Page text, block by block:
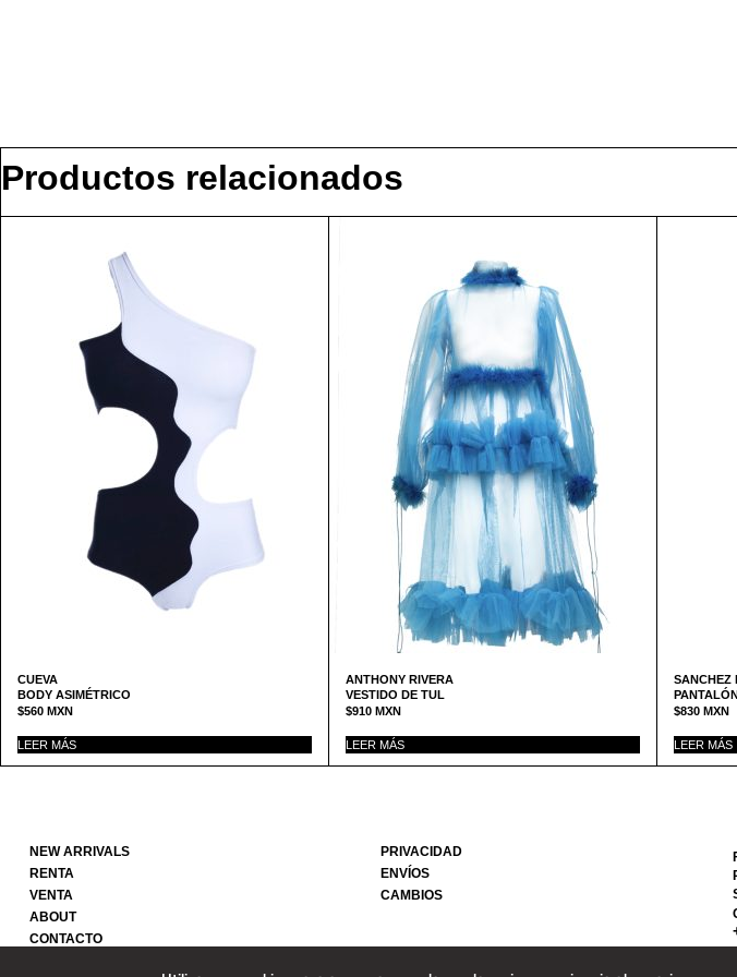
Productos relacionados
CUEVA
BODY ASIMÉTRICO
$560 MXN
LEER MÁS
ANTHONY RIVERA
VESTIDO DE TUL
$910 MXN
LEER MÁS
SANCHEZ
$830 MXN
LEER MÁS
NEW ARRIVALS
RENTA
VENTA
ABOUT
CONTACTO
PRIVACIDAD
ENVÍOS
CAMBIOS